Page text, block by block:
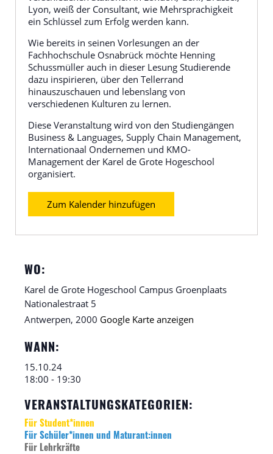
Lyon, weiß der Consultant, wie Mehrsprachigkeit
ein Schlüssel zum Erfolg werden kann.
Wie bereits in seinen Vorlesungen an der
Fachhochschule Osnabrück möchte Henning
Schussmüller auch in dieser Lesung Studierende
dazu inspirieren, über den Tellerrand
hinauszuschauen und lebenslang von
verschiedenen Kulturen zu lernen.
Diese Veranstaltung wird von den Studiengängen
Business & Languages, Supply Chain Management,
Internationaal Ondernemen und KMO-
Management der Karel de Grote Hogeschool
organisiert.
Zum Kalender hinzufügen
WO:
Karel de Grote Hogeschool Campus Groenplaats
Nationalestraat 5
Antwerpen, 2000 Google Karte anzeigen
WANN:
15.10.24
18:00 - 19:30
VERANSTALTUNGSKATEGORIEN:
Für Lehrkräfte
Für Schüler*innen und Maturant:innen
Für Student*innen